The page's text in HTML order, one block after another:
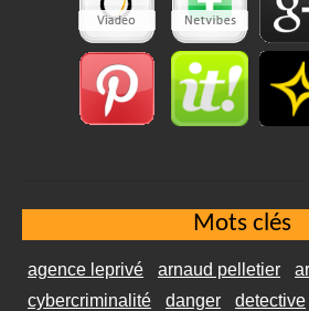
Mots clés
agence leprivé arnaud pelletier
cybercriminalité
danger detective